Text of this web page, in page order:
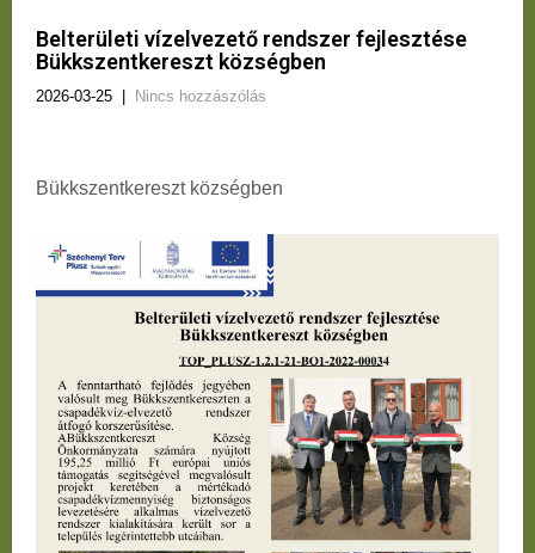
Belterületi vízelvezető rendszer fejlesztése
Bükkszentkereszt községben
2026-03-25 Nincs hozzászólás
Bükkszentkereszt községben